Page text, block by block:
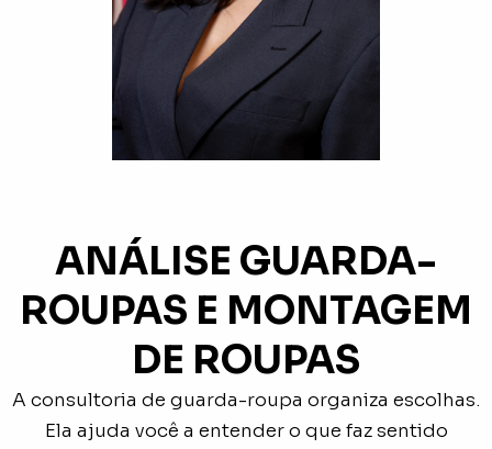
ANÁLISE GUARDA-
ROUPAS E MONTAGEM
DE ROUPAS
A consultoria de guarda-roupa organiza escolhas.
Ela ajuda você a entender o que faz sentido